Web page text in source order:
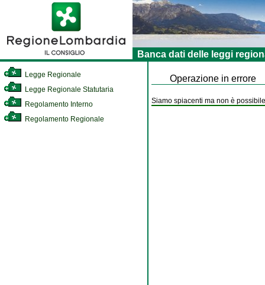
Banca dati delle leggi
Legge Regionale
Legge Regionale Statutaria
Regolamento Interno
Regolamento Regionale
Operazione in errore
Siamo spiacenti ma non è